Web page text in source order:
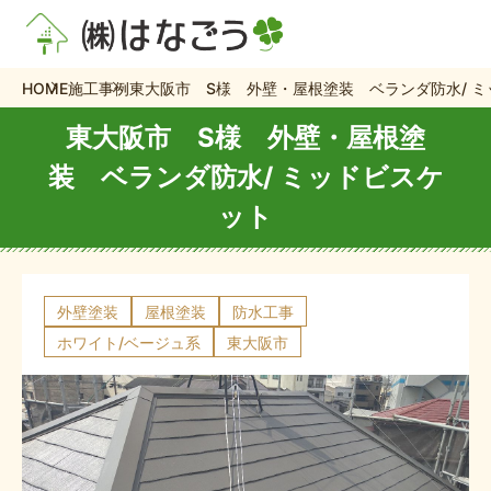
HOME施工事例東大阪市 S様 外壁・屋根塗装 ベランダ防水/ ミ
東大阪市 S様 外壁・屋根塗
装 ベランダ防水/ ミッドビスケ
ット
外壁塗装 屋根塗装
防水工事
ホワイト/ベージュ系
東大阪市